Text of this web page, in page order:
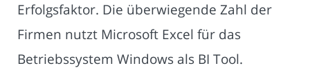
Erfolgsfaktor. Die überwiegende Zahl der
Firmen nutzt Microsoft Excel für das
Betriebssystem Windows als BI Tool.